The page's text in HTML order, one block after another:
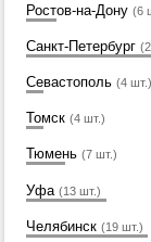
Ростов-на-Дону (6
Санкт-Петербург
Севастополь (4 шт.)
Томск (4 шт.)
Тюмень (7 шт.)
Уфа (13 шт.)
Челябинск (19 шт.)